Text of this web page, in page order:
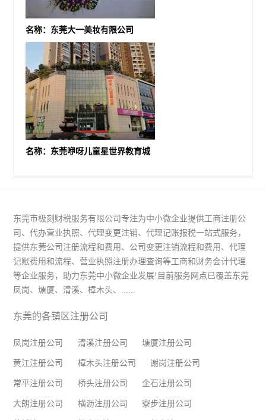
名称：东莞大一美妆有限公司
名称：东莞咿呀儿童星世界教育城
东莞市极刻财税服务有限公司专注为中小微企业提供工商注册公
司、代办营业执照、代理变更注销、代理记账报税一站式服务，
提供东莞公司注册流程和费用、公司变更注销流程和费用、代理
记账费用和流程、营业执照注册办理查询等工商和财务会计代理
等企业服务，助力东莞中小微企业发展!目前服务网点已覆盖东莞
凤岗、塘厦、清溪、樟木头、......
东莞的各镇区注册公司
凤岗注册公司 清溪注册公司 塘厦注册公司
黄江注册公司 樟木头注册公司 谢岗注册公司
常平注册公司 桥头注册公司 企石注册公司
大朗注册公司 横沥注册公司 寮步注册公司